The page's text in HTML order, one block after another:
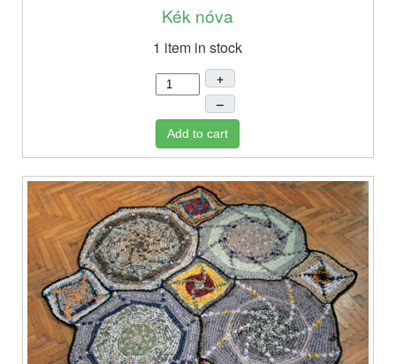
Kék nóva
1 item in stock
+
–
Add to cart